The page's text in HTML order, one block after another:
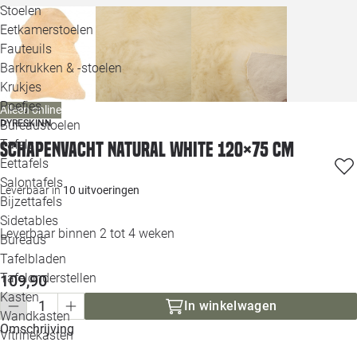
Stoelen
Eetkamerstoelen
Fauteuils
Barkrukken & -stoelen
Krukjes
Poefjes
Bureaustoelen
Tafels
Eettafels
Salontafels
Bijzettafels
Sidetables
Bureaus
Tafelbladen
Tafelonderstellen
Kasten
Wandkasten
Vitrinekasten
Alleen online
DYRESKINN
Schapenvacht natural white 120×75 cm
Leverbaar in10 uitvoeringen
Leverbaar binnen 2 tot 4 weken
109,90
In winkelwagen
Omschrijving